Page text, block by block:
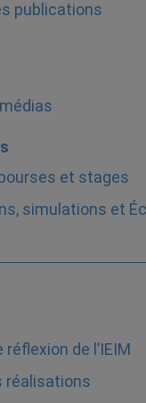
publications
et stages
simulations et
réflexion de l’IEIM
réalisations